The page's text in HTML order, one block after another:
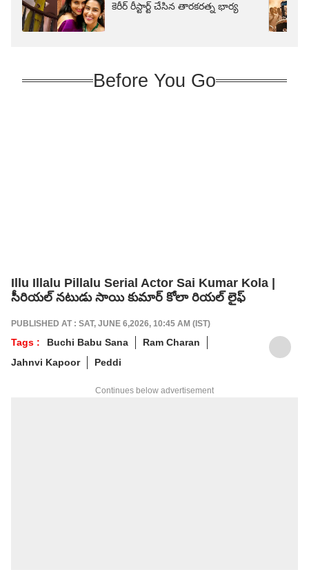
కెరీర్ రీస్టార్ట్ చేసిన తారకరత్న భార్య
Before You Go
Illu Illalu Pillalu Serial Actor Sai Kumar Kola |
సీరియల్ నటుడు సాయి కుమార్ కోలా రియల్ లైఫ్
PUBLISHED AT : SAT, JUNE 6,2026, 10:45 AM (IST)
Tags : Buchi Babu Sana
Ram Charan
Jahnvi Kapoor
Peddi
Continues below advertisement